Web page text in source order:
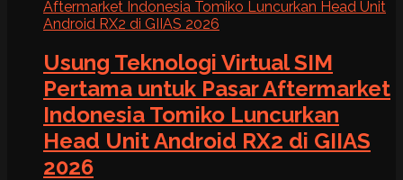
Usung Teknologi Virtual SIM
Pertama untuk Pasar Aftermarket
Indonesia Tomiko Luncurkan
Head Unit Android RX2 di GIIAS
2026